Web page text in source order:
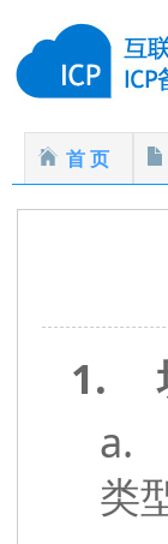
首 页
1.
a.
类